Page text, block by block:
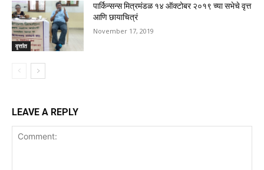
वृत्तांत
पार्किन्सन्स मित्रमंडळ १४ ऑक्टोबर २०१९ च्या सभेचे वृत्त
आणि छायाचित्रं
November 17, 2019
LEAVE A REPLY